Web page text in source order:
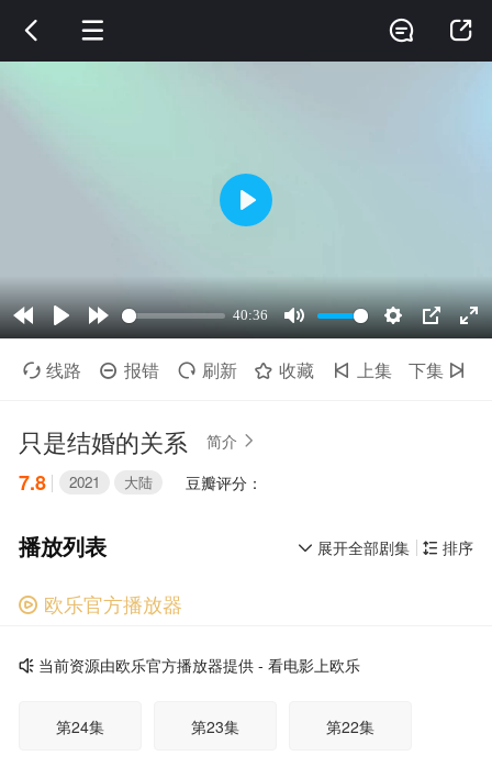
 


 线路  报错  刷新  收藏  上集 下集 
只是结婚的关系 简介 
7.8 豆瓣评分：
2021 大陆
 排序
 展开全部剧集
播放列表
 欧乐官方播放器
当前资源由欧乐官方播放器提供 - 看电影上欧乐
第24集 第23集 第22集